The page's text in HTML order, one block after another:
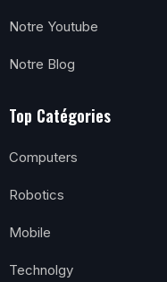
Notre Youtube
Notre Blog
Top Catégories
Computers
Robotics
Mobile
Technolgy